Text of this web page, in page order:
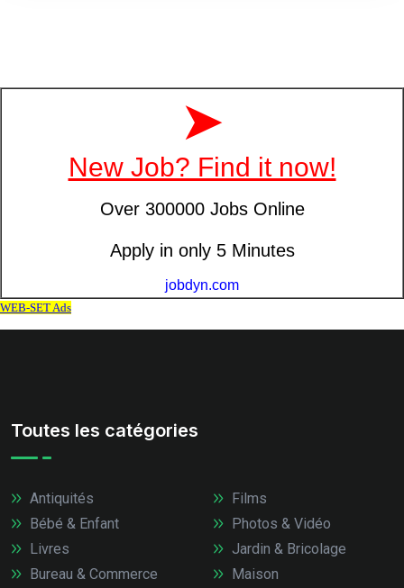
Toutes les catégories
Antiquités
Bébé & Enfant
Livres
Bureau & Commerce
Films
Photos & Vidéo
Jardin & Bricolage
Maison